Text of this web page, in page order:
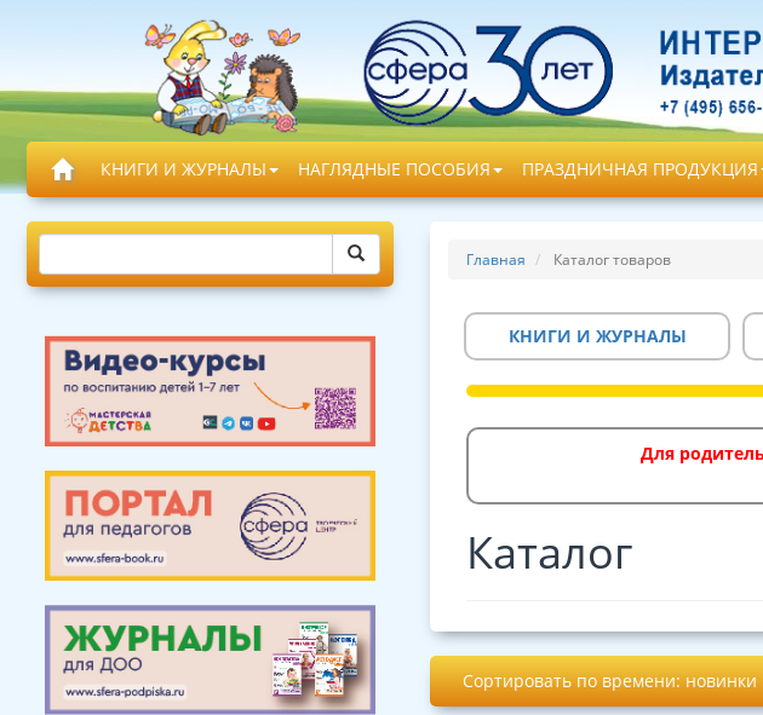
КНИГИ И ЖУРНАЛЫ НАГЛЯДНЫЕ ПОСОБИЯ ПРАЗДНИЧНАЯ ПРОДУКЦИЯ
Главная Каталог товаров
КНИГИ И ЖУРНАЛЫ
Для
Каталог
Сортировать по времени: